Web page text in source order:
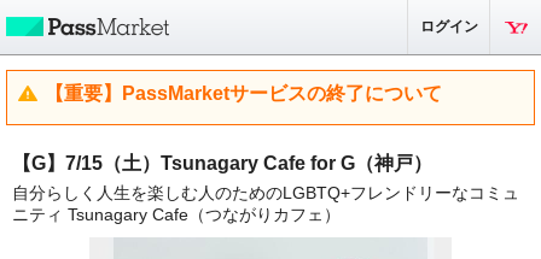
ログイン
【重要】PassMarketサービスの終了について
【G】7/15（土）Tsunagary Cafe for G（神戸）
自分らしく人生を楽しむ人のためのLGBTQ+フレンドリーなコミュ
ニティ Tsunagary Cafe（つながりカフェ）